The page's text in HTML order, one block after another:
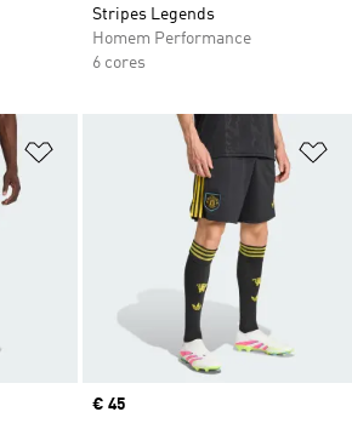
Stripes Legends
Homem Performance
6 cores
Adicionar à Lista de Desejos
Price
€ 45